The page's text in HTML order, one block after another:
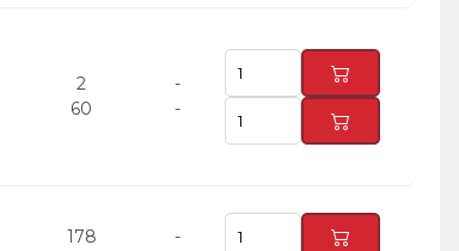
2
60
-
-
178 -